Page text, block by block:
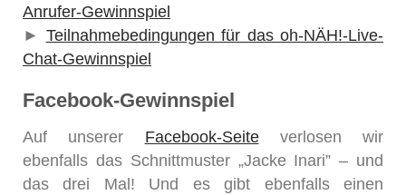
Anrufer-Gewinnspiel
► Teilnahmebedingungen für das oh-NÄH!-Live-
Chat-Gewinnspiel
Facebook-Gewinnspiel
Auf unserer Facebook-Seiteverlosen wir
ebenfalls das Schnittmuster „Jacke Inari” – und
das drei Mal! Und es gibt ebenfalls einen